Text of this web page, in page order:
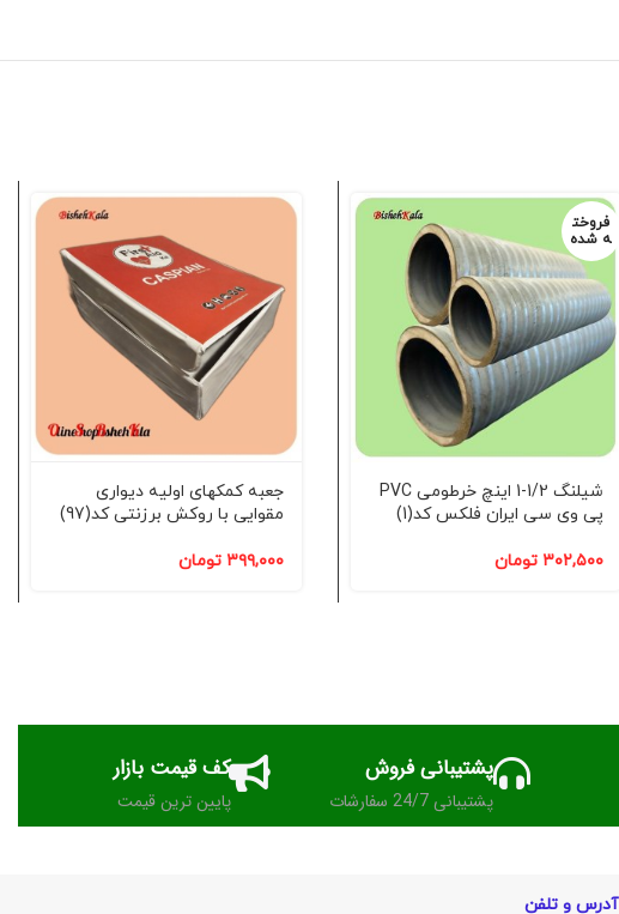
فروخت
ه شده
شیلنگ 1/2-1 اینچ خرطومی PVC
پی وی سی ایران فلکس کد(1)
۳۰۲,۵۰۰ تومان
جعبه کمکهای اولیه دیواری
مقوایی با روکش برزنتی کد(97)
۳۹۹,۰۰۰ تومان
پشتیبانی فروش
پشتیبانی 24/7 سفارشات
کف قیمت بازار
پایین ترین قیمت
آدرس و تلفن